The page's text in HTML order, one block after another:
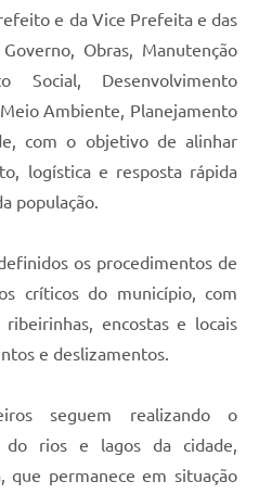
e da Vice Prefeita e das
Obras, Manutenção
Social, Desenvolvimento
Ambiente, Planejamento
com o objetivo de alinhar
logística e resposta rápida
população.
os procedimentos de
críticos do município, com
encostas e locais
e deslizamentos.
seguem realizando o
do rios e lagos da cidade,
que permanece em situação